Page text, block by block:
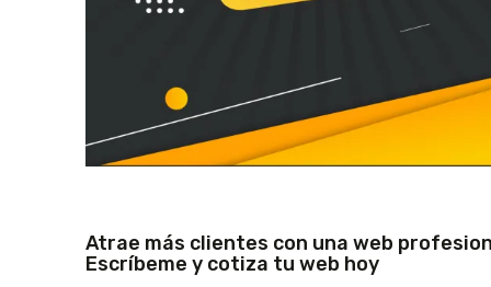
Atrae más clientes con una web
Escríbeme y cotiza tu web hoy